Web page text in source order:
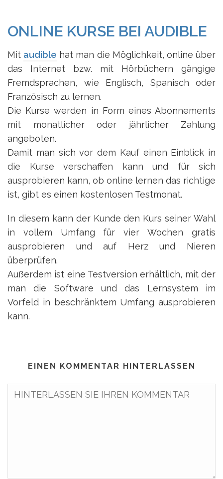
ONLINE KURSE BEI AUDIBLE
Mit audible hat man die Möglichkeit, online über
das Internet bzw. mit Hörbüchern gängige
Fremdsprachen, wie Englisch, Spanisch oder
Französisch zu lernen.
Die Kurse werden in Form eines Abonnements
mit monatlicher oder jährlicher Zahlung
angeboten.
Damit man sich vor dem Kauf einen Einblick in
die Kurse verschaffen kann und für sich
ausprobieren kann, ob online lernen das richtige
ist, gibt es einen kostenlosen Testmonat.
In diesem kann der Kunde den Kurs seiner Wahl
in vollem Umfang für vier Wochen gratis
ausprobieren und auf Herz und Nieren
überprüfen.
Außerdem ist eine Testversion erhältlich, mit der
man die Software und das Lernsystem im
Vorfeld in beschränktem Umfang ausprobieren
kann.
EINEN KOMMENTAR HINTERLASSEN